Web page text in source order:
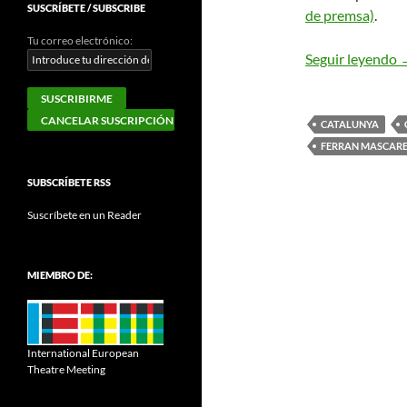
de premsa).
Seguir leyendo
CATALUNYA
FERRAN
SUSCRÍBETE / SUBSCRIBE
Tu correo electrónico:
SUBSCRÍBETE RSS
Suscríbete en un Reader
MIEMBRO DE:
International European
Theatre Meeting